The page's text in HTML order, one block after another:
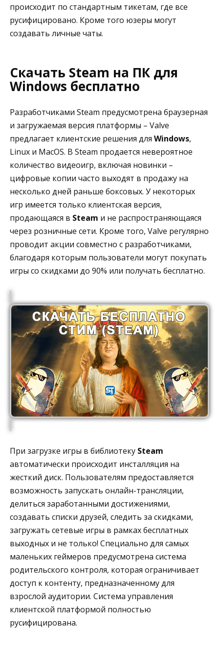
происходит по стандартным тикетам, где все
русифицировано. Кроме того юзеры могут
создавать личные чаты.
Скачать Steam на ПК для
Windows бесплатно
Разработчиками Steam предусмотрена браузерная
и загружаемая версия платформы – Valve
предлагает клиентские решения для Windows,
Linux и MacOS. В Steam продается невероятное
количество видеоигр, включая новинки –
цифровые копии часто выходят в продажу на
несколько дней раньше боксовых. У некоторых
игр имеется только клиентская версия,
продающаяся в Steam и не распространяющаяся
через розничные сети. Кроме того, Valve регулярно
проводит акции совместно с разработчиками,
благодаря которым пользователи могут покупать
игры со скидками до 90% или получать бесплатно.
При загрузке игры в библиотеку Steam
автоматически происходит инсталляция на
жесткий диск. Пользователям предоставляется
возможность запускать онлайн-трансляции,
делиться заработанными достижениями,
создавать списки друзей, следить за скидками,
загружать сетевые игры в рамках бесплатных
выходных и не только! Специально для самых
маленьких геймеров предусмотрена система
родительского контроля, которая ограничивает
доступ к контенту, предназначенному для
взрослой аудитории. Система управления
клиентской платформой полностью
русифицирована.